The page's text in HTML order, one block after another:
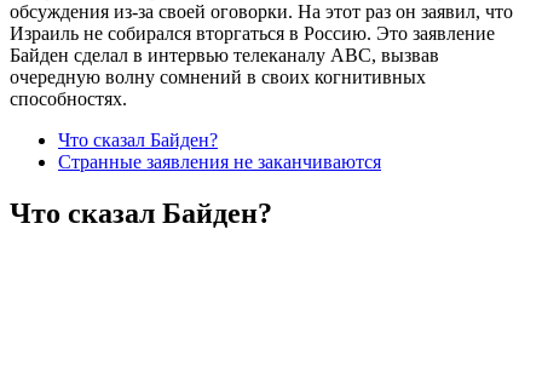
обсуждения из-за своей оговорки. На этот раз он заявил, что
Израиль не собирался вторгаться в Россию. Это заявление
Байден сделал в интервью телеканалу ABC, вызвав
очередную волну сомнений в своих когнитивных
способностях.
Что сказал Байден?
Странные заявления не заканчиваются
Что сказал Байден?